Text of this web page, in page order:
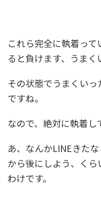
これら完全に執着っ
ると負けます、うまく
その状態でうまくい
ですね。
なので、絶対に執着し
あ、なんかLINEきた
から後にしよう、く
わけです。